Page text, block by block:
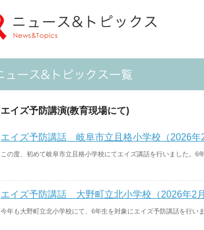
エイズ予防講演(教育現場にて)
エイズ予防講話 岐阜市立且格小学校（2026年2
この度、初めて岐阜市立且格小学校にてエイズ講話を行いました。6
エイズ予防講話 大野町立北小学校（2026年2月
今年も大野町立北小学校にて、6年生を対象にエイズ予防講話を行い